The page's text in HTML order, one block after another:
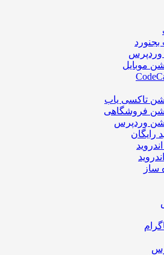
موبایل
تاکسی یاب
فروشگاهی
وردپرس
رایگان
ساز